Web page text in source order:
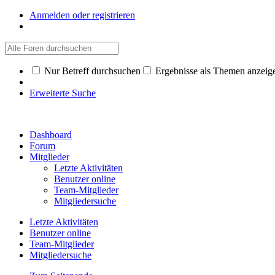
Anmelden oder registrieren
Nur Betreff durchsuchen Ergebnisse als Themen
Erweiterte Suche
Dashboard
Forum
Mitglieder
Letzte Aktivitäten
Benutzer online
Team-Mitglieder
Mitgliedersuche
Letzte Aktivitäten
Benutzer online
Team-Mitglieder
Mitgliedersuche